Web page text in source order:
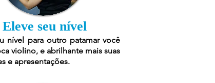
Eleve seu nível
nível para outro patamar você
violino, e abrilhante mais suas
e apresentações.